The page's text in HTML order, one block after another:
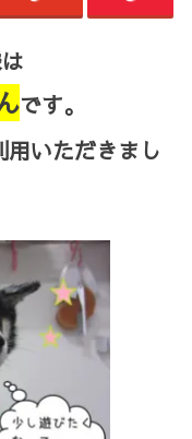
です。
用いただきまし